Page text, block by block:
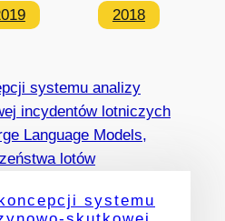
2018
systemu